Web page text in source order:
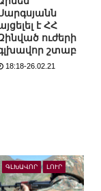
է ՀՀ
ուժերի
շտաբ
18:18-26.02.21
ԳԼԽԱՎՈՐ ԼՈՒՐ